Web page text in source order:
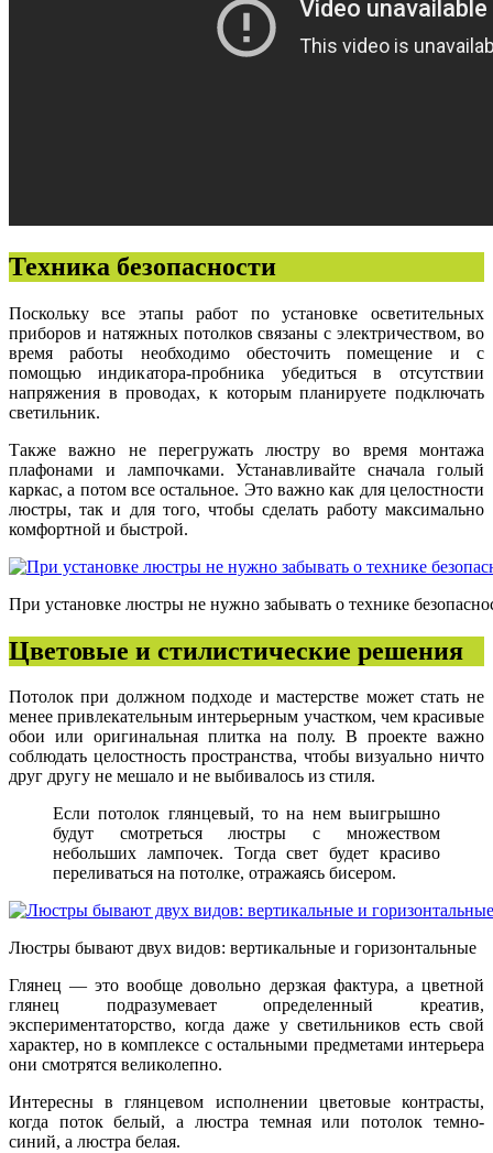
Техника безопасности
Поскольку все этапы работ по установке осветительных
приборов и натяжных потолков связаны с электричеством, во
время работы необходимо обесточить помещение и с
помощью индикатора-пробника убедиться в отсутствии
напряжения в проводах, к которым планируете подключать
светильник.
Также важно не перегружать люстру во время монтажа
плафонами и лампочками. Устанавливайте сначала голый
каркас, а потом все остальное. Это важно как для целостности
люстры, так и для того, чтобы сделать работу максимально
комфортной и быстрой.
При установке люстры не нужно забывать о технике
Цветовые и стилистические решения
Потолок при должном подходе и мастерстве может стать не
менее привлекательным интерьерным участком, чем красивые
обои или оригинальная плитка на полу. В проекте важно
соблюдать целостность пространства, чтобы визуально ничто
друг другу не мешало и не выбивалось из стиля.
Если потолок глянцевый, то на нем выигрышно
будут смотреться люстры с множеством
небольших лампочек. Тогда свет будет красиво
переливаться на потолке, отражаясь бисером.
Люстры бывают двух видов: вертикальные и горизонтальные
Глянец — это вообще довольно дерзкая фактура, а цветной
глянец подразумевает определенный креатив,
экспериментаторство, когда даже у светильников есть свой
характер, но в комплексе с остальными предметами интерьера
они смотрятся великолепно.
Интересны в глянцевом исполнении цветовые контрасты,
когда поток белый, а люстра темная или потолок темно-
синий, а люстра белая.